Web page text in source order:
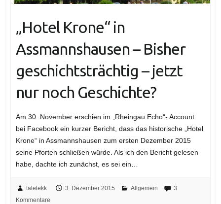
„Hotel Krone“ in
Assmannshausen – Bisher
geschichtsträchtig – jetzt
nur noch Geschichte?
Am 30. November erschien im „Rheingau Echo“- Account
bei Facebook ein kurzer Bericht, dass das historische „Hotel
Krone“ in Assmannshausen zum ersten Dezember 2015
seine Pforten schließen würde. Als ich den Bericht gelesen
habe, dachte ich zunächst, es sei ein…
taletekk 3. Dezember 2015 Allgemein
3
Kommentare